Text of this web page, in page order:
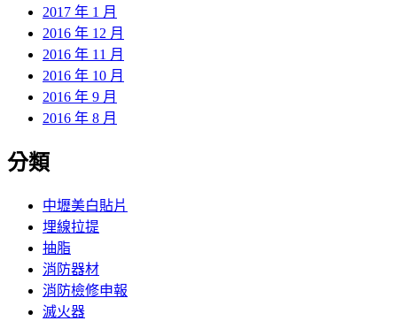
2017 年 1 月
2016 年 12 月
2016 年 11 月
2016 年 10 月
2016 年 9 月
2016 年 8 月
分類
中壢美白貼片
埋線拉提
抽脂
消防器材
消防檢修申報
滅火器